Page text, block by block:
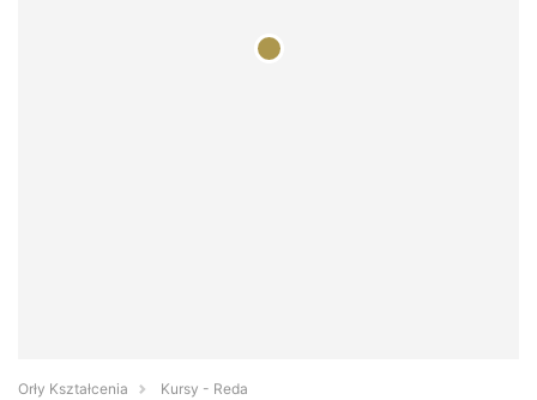
Orły Kształcenia
Kursy - Reda